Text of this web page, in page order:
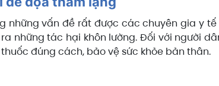
những vấn đề rất được các chuyên gia y
những tác hại khôn lường. Đối với người
đúng cách, bảo vệ sức khỏe bản thân.